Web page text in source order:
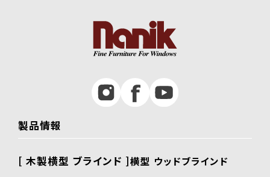
製品情報
[ 木製横型 ブラインド ]横型 ウッドブラインド